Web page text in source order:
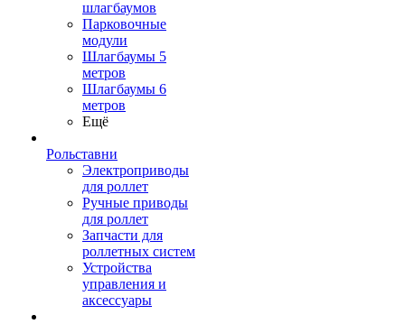
шлагбаумов
Парковочные
модули
Шлагбаумы 5
метров
Шлагбаумы 6
метров
Ещё
Рольставни
Электроприводы
для роллет
Ручные приводы
для роллет
Запчасти для
роллетных систем
Устройства
управления и
аксессуары